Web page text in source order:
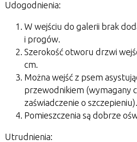
Udogodnienia:
W wejściu do galerii brak
i progów.
Szerokość otworu drzwi
cm.
Można wejść z psem
przewodnikiem (wymagany
zaświadczenie o szczepieniu).
Pomieszczenia są dobrze
Utrudnienia: